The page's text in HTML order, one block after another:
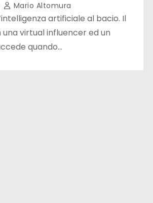
Mario Altomura
artificiale al bacio. Il
virtual influencer ed un
quando…